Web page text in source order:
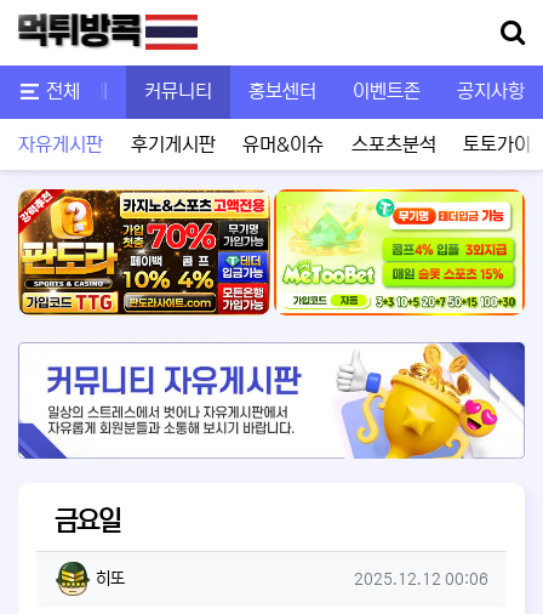
전체 메뉴
스포츠중계 커뮤니티 홍보센터 이벤트존 공지사항
자유게시판 후기게시판 유머&이슈 스포츠분석 토토가이
금요일
작성자 정보
히또 작성일
2025.12.12 00:06